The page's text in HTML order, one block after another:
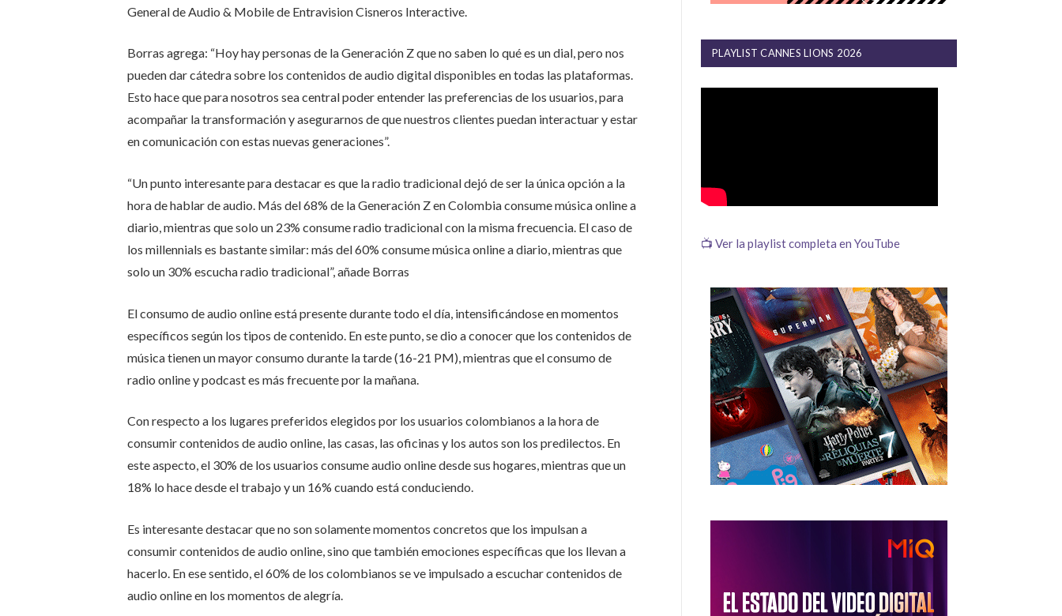
General de Audio & Mobile de Entravision Cisneros Interactive.
Borras agrega: “Hoy hay personas de la Generación Z que no saben lo qué es un dial, pero nos
pueden dar cátedra sobre los contenidos de audio digital disponibles en todas las plataformas.
Esto hace que para nosotros sea central poder entender las preferencias de los usuarios, para
acompañar la transformación y asegurarnos de que nuestros clientes puedan interactuar y estar
en comunicación con estas nuevas generaciones”.
“Un punto interesante para destacar es que la radio tradicional dejó de ser la única opción a la
hora de hablar de audio. Más del 68% de la Generación Z en Colombia consume música online a
diario, mientras que solo un 23% consume radio tradicional con la misma frecuencia. El caso de
los millennials es bastante similar: más del 60% consume música online a diario, mientras que
solo un 30% escucha radio tradicional”, añade Borras
El consumo de audio online está presente durante todo el día, intensificándose en momentos
específicos según los tipos de contenido. En este punto, se dio a conocer que los contenidos de
música tienen un mayor consumo durante la tarde (16-21 PM), mientras que el consumo de
radio online y podcast es más frecuente por la mañana.
Con respecto a los lugares preferidos elegidos por los usuarios colombianos a la hora de
consumir contenidos de audio online, las casas, las oficinas y los autos son los predilectos. En
este aspecto, el 30% de los usuarios consume audio online desde sus hogares, mientras que un
18% lo hace desde el trabajo y un 16% cuando está conduciendo.
Es interesante destacar que no son solamente momentos concretos que los impulsan a
consumir contenidos de audio online, sino que también emociones específicas que los llevan a
hacerlo. En ese sentido, el 60% de los colombianos se ve impulsado a escuchar contenidos de
audio online en los momentos de alegría.
PLAYLIST CANNES LIONS 2026
📺 Ver la playlist completa en YouTube